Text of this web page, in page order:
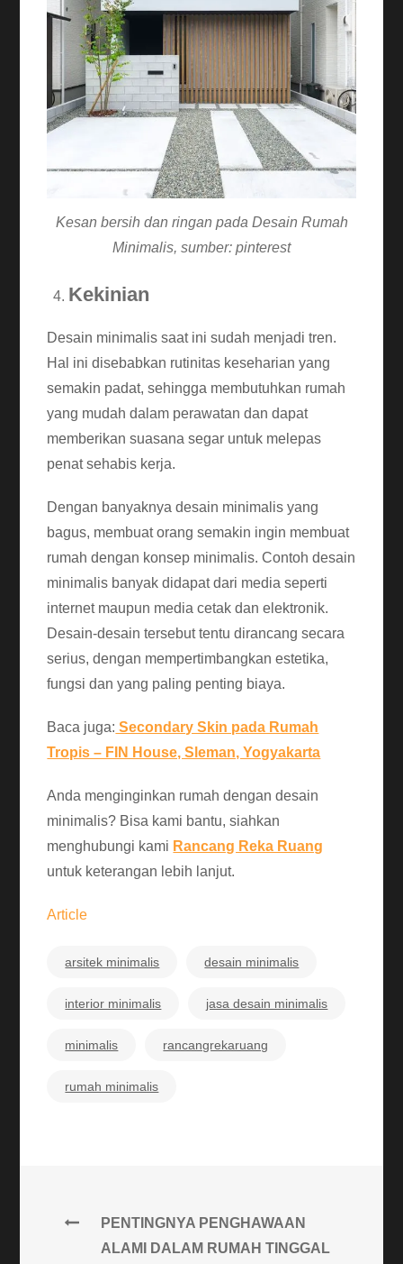
Kesan bersih dan ringan pada Desain Rumah
Minimalis, sumber: pinterest
Kekinian
Desain minimalis saat ini sudah menjadi tren.
Hal ini disebabkan rutinitas keseharian yang
semakin padat, sehingga membutuhkan rumah
yang mudah dalam perawatan dan dapat
memberikan suasana segar untuk melepas
penat sehabis kerja.
Dengan banyaknya desain minimalis yang
bagus, membuat orang semakin ingin membuat
rumah dengan konsep minimalis. Contoh desain
minimalis banyak didapat dari media seperti
internet maupun media cetak dan elektronik.
Desain-desain tersebut tentu dirancang secara
serius, dengan mempertimbangkan estetika,
fungsi dan yang paling penting biaya.
Baca juga: Secondary Skin pada Rumah
Tropis – FIN House, Sleman, Yogyakarta
Anda menginginkan rumah dengan desain
minimalis? Bisa kami bantu, siahkan
menghubungi kami Rancang Reka Ruang
untuk keterangan lebih lanjut.
Article
arsitek minimalis desain minimalis
interior minimalis jasa desain minimalis
minimalis rancangrekaruang
rumah minimalis
PENTINGNYA PENGHAWAAN
ALAMI DALAM RUMAH TINGGAL